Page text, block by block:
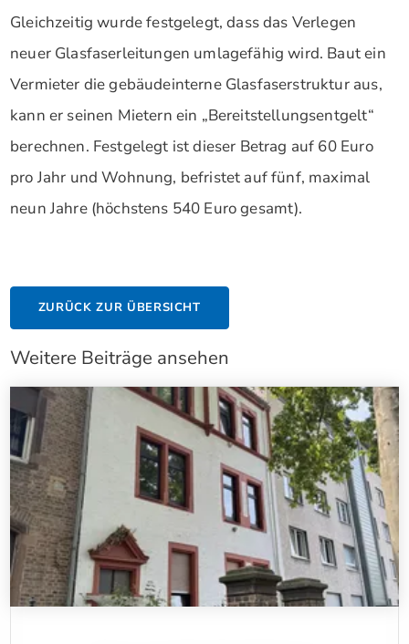
Gleichzeitig wurde festgelegt, dass das Verlegen
neuer Glasfaserleitungen umlagefähig wird. Baut ein
Vermieter die gebäudeinterne Glasfaserstruktur aus,
kann er seinen Mietern ein „Bereitstellungsentgelt“
berechnen. Festgelegt ist dieser Betrag auf 60 Euro
pro Jahr und Wohnung, befristet auf fünf, maximal
neun Jahre (höchstens 540 Euro gesamt).
ZURÜCK ZUR ÜBERSICHT
Weitere Beiträge ansehen